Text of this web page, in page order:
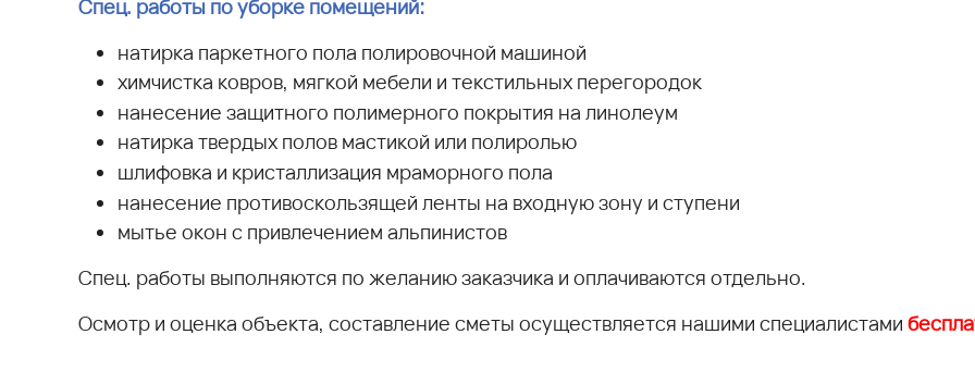
Спец. работы по уборке помещений:
натирка паркетного пола полировочной машиной
химчистка ковров, мягкой мебели и текстильных перегородок
нанесение защитного полимерного покрытия на линолеум
натирка твердых полов мастикой или полиролью
шлифовка и кристаллизация мраморного пола
нанесение противоскользящей ленты на входную зону и ступени
мытье окон с привлечением альпинистов
Спец. работы выполняются по желанию заказчика и оплачиваются отдельно.
Осмотр и оценка объекта, составление сметы осуществляется нашими специалистами